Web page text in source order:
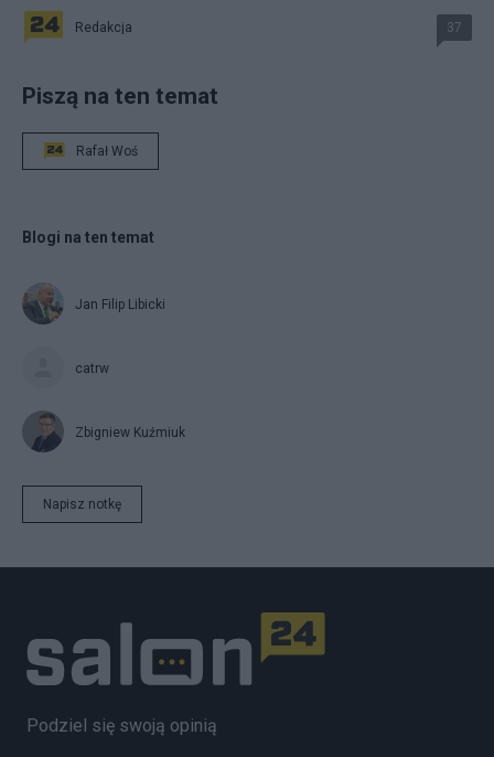
Redakcja 37
Piszą na ten temat
Rafał Woś
Blogi na ten temat
Jan Filip Libicki
catrw
Zbigniew Kuźmiuk
Napisz notkę
Podziel się swoją opinią